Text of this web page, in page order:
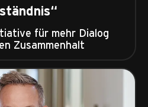
für mehr Dialog
Zusammenhalt